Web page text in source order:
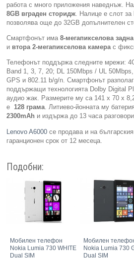
Смартфони
работа с много приложения наведнъж.
8GB вграден сторидж . Налице е слот
позволява още до 32GB допълнителен
Смартфонът има8-мегапикселовазадна
и втора 2-мегапикселова камерас
Телефонът поддържа следните мрежи:
Band 1, 3, 7, 20; DL 150Mbps / UL 50Mbps,
GPS и 802.11 b/g/n. Смартфонът
поддържащи технологията Dolby Digital
аудио жак. Размерите му са 141 x 70 x
e128 грама. Литиево-йонната му
2300mAh и издържа до 13 часа
Lenovo A6000 се продава и на
гаранционен срок от 12 месеца.
Подобни:
Мобилен телефон
Nokia Lumia 730 WHITE
Dual SIM
Мобилен
Nokia Lumia 730
Dual SIM